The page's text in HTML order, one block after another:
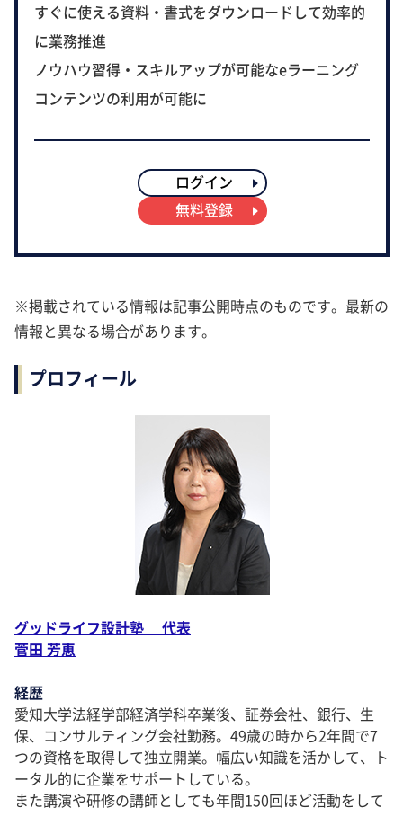
すぐに使える資料・書式をダウンロードして効率的
に業務推進
ノウハウ習得・スキルアップが可能なeラーニング
コンテンツの利用が可能に
ログイン
無料登録
※掲載されている情報は記事公開時点のものです。最新の
情報と異なる場合があります。
プロフィール
グッドライフ設計塾 代表
菅田 芳恵
経歴
愛知大学法経学部経済学科卒業後、証券会社、銀行、生
保、コンサルティング会社勤務。49歳の時から2年間で7
つの資格を取得して独立開業。幅広い知識を活かして、ト
ータル的に企業をサポートしている。
また講演や研修の講師としても年間150回ほど活動をして